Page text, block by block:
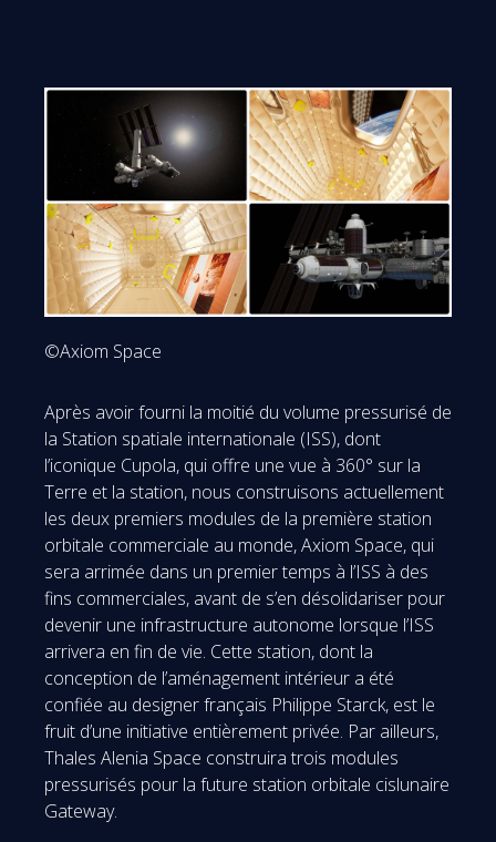
©Axiom Space
Après avoir fourni la moitié du volume pressurisé de
la Station spatiale internationale (ISS), dont
l’iconique Cupola, qui offre une vue à 360° sur la
Terre et la station, nous construisons actuellement
les deux premiers modules de la première station
orbitale commerciale au monde, Axiom Space, qui
sera arrimée dans un premier temps à l’ISS à des
fins commerciales, avant de s’en désolidariser pour
devenir une infrastructure autonome lorsque l’ISS
arrivera en fin de vie. Cette station, dont la
conception de l’aménagement intérieur a été
confiée au designer français Philippe Starck, est le
fruit d’une initiative entièrement privée. Par ailleurs,
Thales Alenia Space construira trois modules
pressurisés pour la future station orbitale cislunaire
Gateway.